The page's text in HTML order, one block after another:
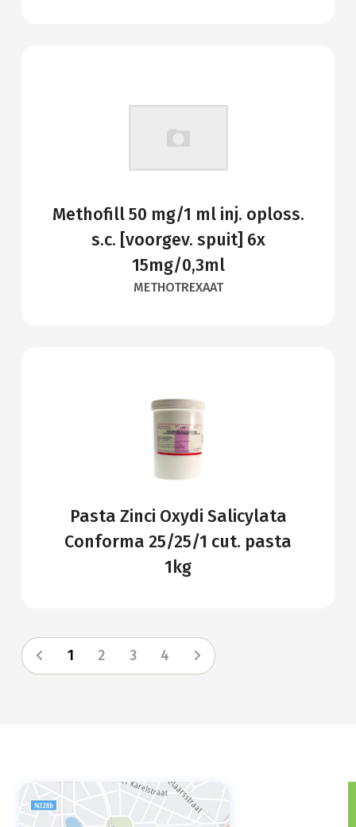
Methofill 50 mg/1 ml inj. oploss.
s.c. [voorgev. spuit] 6x
15mg/0,3ml
METHOTREXAAT
Pasta Zinci Oxydi Salicylata
Conforma 25/25/1 cut. pasta
1kg
1 2 3 4